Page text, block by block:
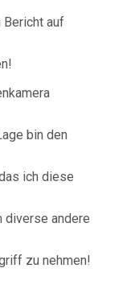
auf
bin den
ich diese
diverse andere
zu nehmen!